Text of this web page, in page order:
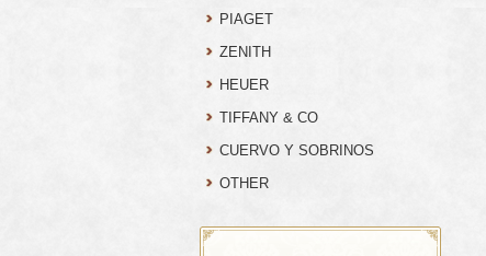
PIAGET
ZENITH
HEUER
TIFFANY & CO
CUERVO Y SOBRINOS
OTHER